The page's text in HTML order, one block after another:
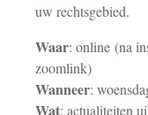
uw rechtsgebied.
Waar: online (na
zoomlink)
Wanneer:
Wat: actualiteiten